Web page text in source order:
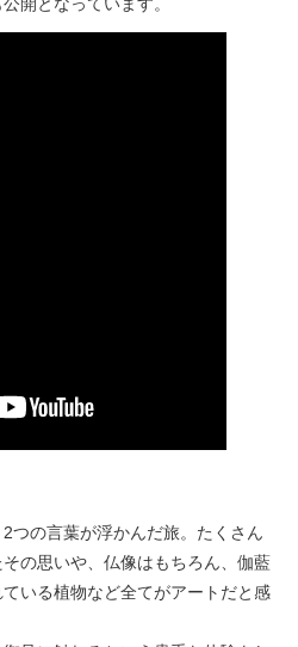
つの言葉が浮かんだ旅。たくさん
の思いや、仏像はもちろん、伽藍
いる植物など全てがアートだと感